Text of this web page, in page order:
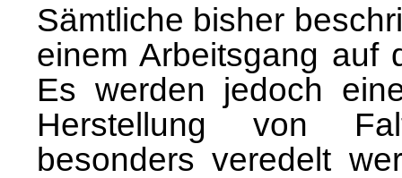
Sämtliche bisher
einem Arbeitsgang auf
Es werden jedoch
Herstellung von
besonders veredelt